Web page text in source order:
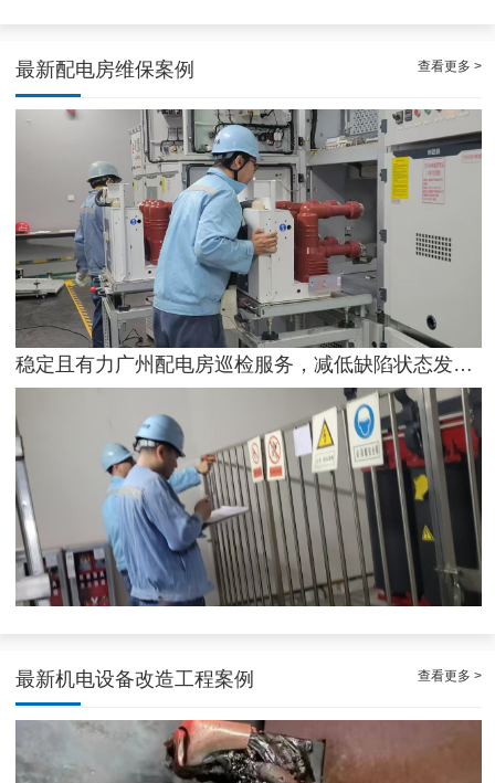
最新配电房维保案例 查看更多 >
稳定且有力广州配电房巡检服务，减低缺陷状态发生几率
最新机电设备改造工程案例 查看更多 >